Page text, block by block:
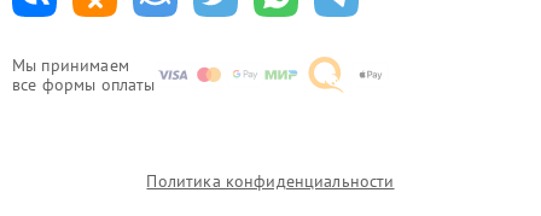
Мы принимаем
все формы оплаты
Политика конфиденциальности